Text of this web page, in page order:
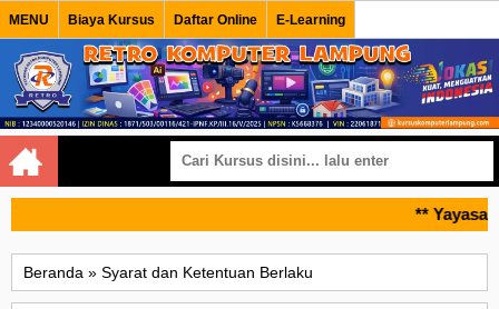
MENU Biaya Kursus Daftar Online E-Learning
Home
**
Beranda » Syarat dan Ketentuan Berlaku